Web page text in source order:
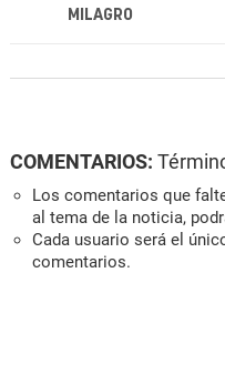
MILAGRO
COMENTARIOS:
Los comentarios que
al tema de la noticia,
Cada usuario será el
comentarios.